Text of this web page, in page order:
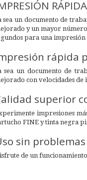
sea un documento de
y un mayor
para una
rápida
sea un documento de
con velocidades
superior
impresiones
FINE y tinta negra
sin
de un